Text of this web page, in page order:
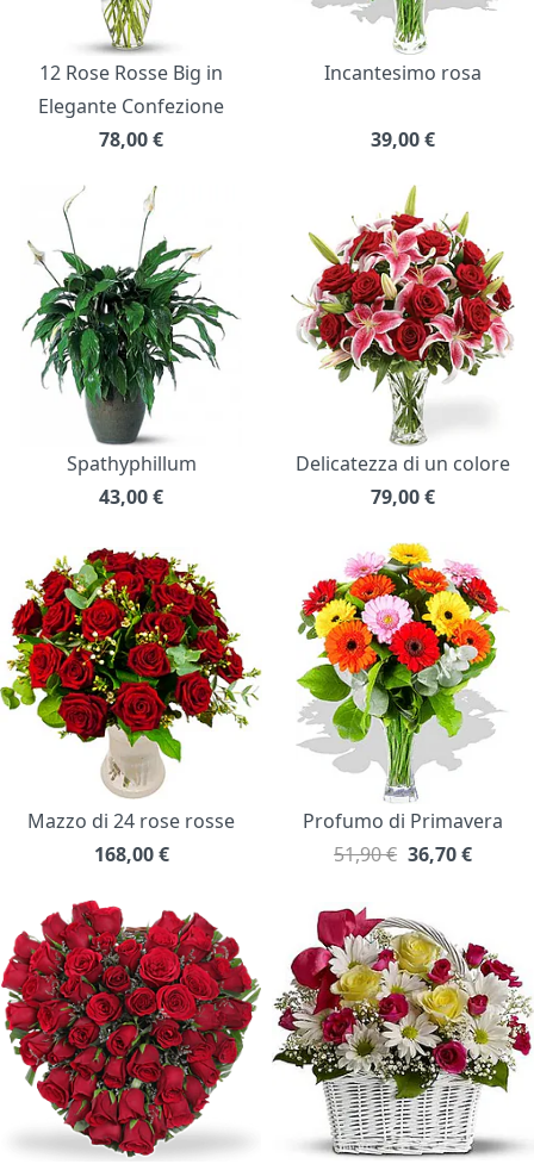
12 Rose Rosse Big in
Elegante Confezione
78,00€
Incantesimo rosa
39,00€
Spathyphillum
43,00€
Delicatezza di un colore
79,00€
Mazzo di 24 rose rosse
168,00 €
Profumo di Primavera
51,90 € 36,70€